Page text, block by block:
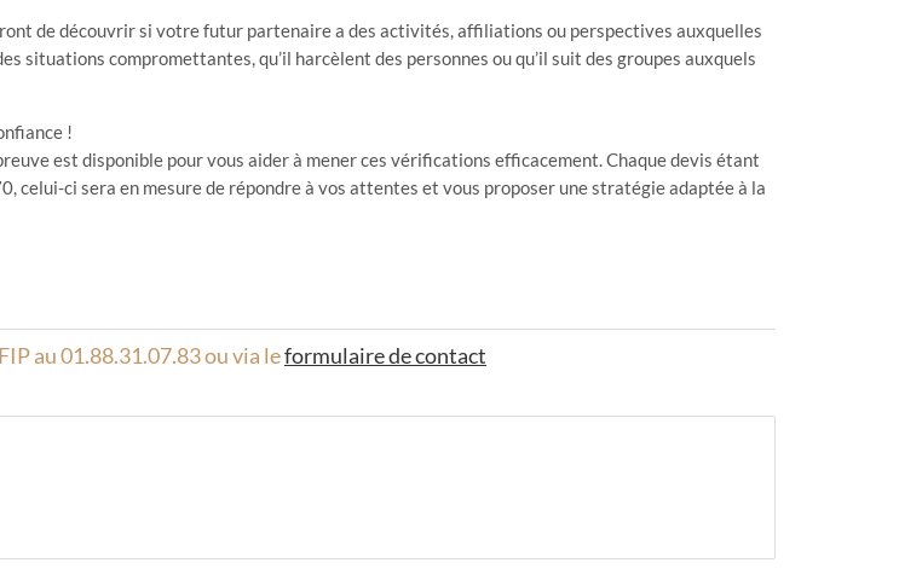
de découvrir si votre futur partenaire a des activités, affiliations ou perspectives auxquelles
situations compromettantes, qu’il harcèlent des personnes ou qu’il suit des groupes auxquels
!
est disponible pour vous aider à mener ces vérifications efficacement. Chaque devis étant
celui-ci sera en mesure de répondre à vos attentes et vous proposer une stratégie adaptée à la
au 01.88.31.07.83 ou via leformulaire de contact